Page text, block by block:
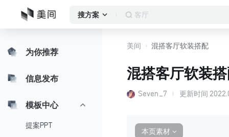
搜方案 玄关
为你推荐
信息发布
模板中心
提案PPT
美间 混搭客厅软装搭配
混搭客厅软装
Seven_7 更新时间
本页素材 ∨